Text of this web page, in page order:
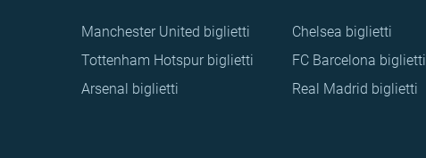
Manchester United biglietti
Tottenham Hotspur biglietti
Arsenal biglietti
Chelsea biglietti
FC Barcelona biglietti
Real Madrid biglietti